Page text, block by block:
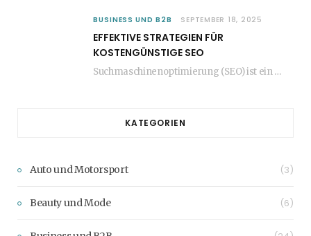
BUSINESS UND B2B SEPTEMBER 18, 2025
EFFEKTIVE STRATEGIEN FÜR
KOSTENGÜNSTIGE SEO
Suchmaschinenoptimierung (SEO) ist ein entscheidender Faktor für den Erfolg jeder Website. Viele Unternehmen glauben jedoch,…
KATEGORIEN
Auto und Motorsport (3)
Beauty und Mode (6)